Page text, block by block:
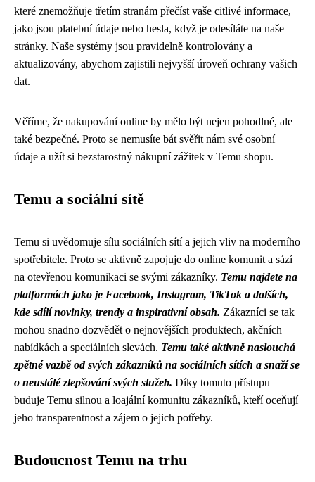
které znemožňuje třetím stranám přečíst vaše citlivé informace,
jako jsou platební údaje nebo hesla, když je odesíláte na naše
stránky. Naše systémy jsou pravidelně kontrolovány a
aktualizovány, abychom zajistili nejvyšší úroveň ochrany vašich
dat.
Věříme, že nakupování online by mělo být nejen pohodlné, ale
také bezpečné. Proto se nemusíte bát svěřit nám své osobní
údaje a užít si bezstarostný nákupní zážitek v Temu shopu.
Temu a sociální sítě
Temu si uvědomuje sílu sociálních sítí a jejich vliv na moderního
spotřebitele. Proto se aktivně zapojuje do online komunit a sází
na otevřenou komunikaci se svými zákazníky. Temu najdete na
platformách jako je Facebook, Instagram, TikTok a dalších,
kde sdílí novinky, trendy a inspirativní obsah. Zákazníci se tak
mohou snadno dozvědět o nejnovějších produktech, akčních
nabídkách a speciálních slevách. Temu také aktivně naslouchá
zpětné vazbě od svých zákazníků na sociálních sítích a snaží se
o neustálé zlepšování svých služeb. Díky tomuto přístupu
buduje Temu silnou a loajální komunitu zákazníků, kteří oceňují
jeho transparentnost a zájem o jejich potřeby.
Budoucnost Temu na trhu